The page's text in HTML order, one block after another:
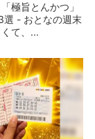
極旨とんかつ」
選 - おとなの週末
て、...